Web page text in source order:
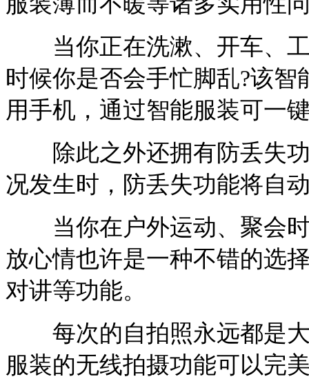
当你正在洗漱、开车、工
时候你是否会手忙脚乱?该
用手机，通过智能服装可一
除此之外还拥有防丢失功
况发生时，防丢失功能将自
当你在户外运动、聚会时
放心情也许是一种不错的选
对讲等功能。
每次的自拍照永远都是大
服装的无线拍摄功能可以完